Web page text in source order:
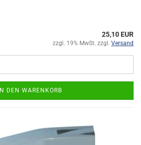
25,10 EUR
zzgl. 19% MwSt. zzgl. Versand
IN DEN WARENKORB